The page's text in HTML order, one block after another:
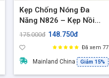
Kẹp Chống Nóng Đa
Năng N826 – Kẹp Nồi
Chảo Thép Không Gỉ
Chắn, Tiện Lợi
175.000đ 148.750đ
Đã xem 77
Mainland China Giảm 15%